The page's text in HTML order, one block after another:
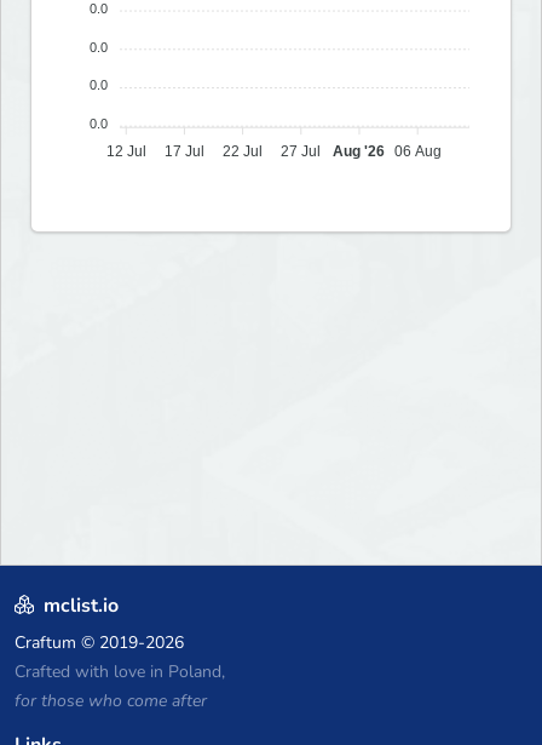
0.0
0.0
0.0
0.0
12 Jul 17 Jul 22 Jul 27 Jul Aug '26 06 Aug
mclist.io
Craftum © 2019-2026
Crafted with love in Poland,
for those who come after